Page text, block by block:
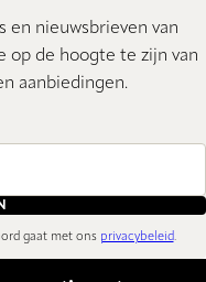
en nieuwsbrieven van
op de hoogte te zijn van
aanbiedingen.
gaat met ons privacybeleid.